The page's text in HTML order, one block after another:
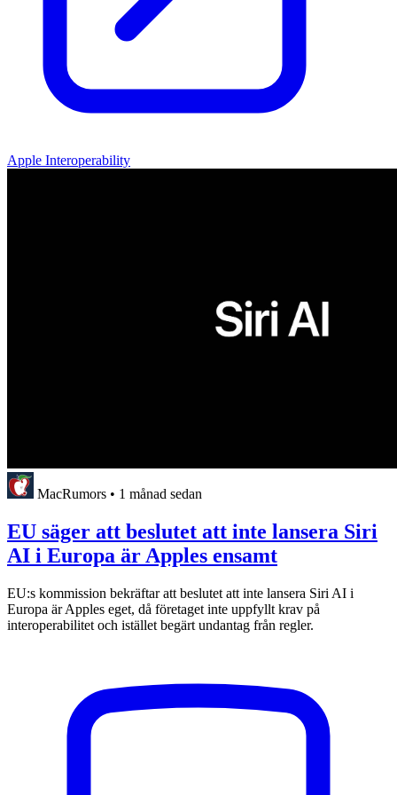
Apple Interoperability
MacRumors • 1 månad sedan
EU säger att beslutet att inte lansera Siri
AI i Europa är Apples ensamt
EU:s kommission bekräftar att beslutet att inte lansera Siri AI i
Europa är Apples eget, då företaget inte uppfyllt krav på
interoperabilitet och istället begärt undantag från regler.